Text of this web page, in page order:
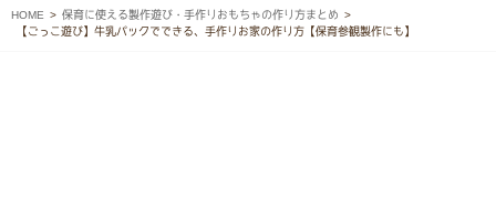
HOME
保育に使える製作遊び・手作りおもちゃの作り方まとめ
【ごっこ遊び】牛乳パックでできる、手作りお家の作り方【保育参観製作にも】